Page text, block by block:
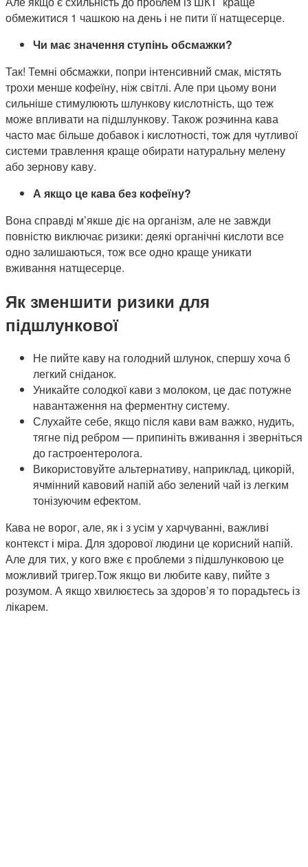
обмежитися 1 чашкою на день і не пити її натщесерце.
Чи має значення ступінь обсмажки?
Так! Темні обсмажки, попри інтенсивний смак, містять
трохи менше кофеїну, ніж світлі. Але при цьому вони
сильніше стимулюють шлункову кислотність, що теж
може впливати на підшлункову. Також розчинна кава
часто має більше добавок і кислотності, тож для чутливої
системи травлення краще обирати натуральну мелену
або зернову каву.
А якщо це кава без кофеїну?
Вона справді м’якше діє на організм, але не завжди
повністю виключає ризики: деякі органічні кислоти все
одно залишаються, тож все одно краще уникати
вживання натщесерце.
Як зменшити ризики для
підшлункової
Не пийте каву на голодний шлунок, спершу хоча б
легкий сніданок.
Уникайте солодкої кави з молоком, це дає потужне
навантаження на ферментну систему.
Слухайте себе, якщо після кави вам важко, нудить,
тягне під ребром — припиніть вживання і зверніться
до гастроентеролога.
Використовуйте альтернативу, наприклад, цикорій,
ячмінний кавовий напій або зелений чай із легким
тонізуючим ефектом.
Кава не ворог, але, як і з усім у харчуванні, важливі
контекст і міра. Для здорової людини це корисний напій.
Але для тих, у кого вже є проблеми з підшлунковою це
можливий тригер.Тож якщо ви любите каву, пийте з
розумом. А якщо хвилюєтесь за здоров’я то порадьтесь із
лікарем.